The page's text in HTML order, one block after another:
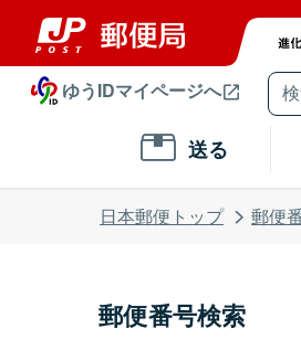
ゆうIDマイページへ
送る
日本郵便トップ 郵便
郵便番号検索